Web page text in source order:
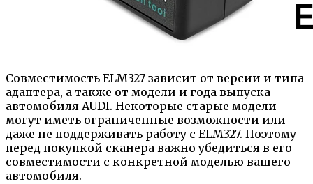
Совместимость ELM327 зависит от версии и типа
адаптера, а также от модели и года выпуска
автомобиля AUDI. Некоторые старые модели
могут иметь ограниченные возможности или
даже не поддерживать работу с ELM327. Поэтому
перед покупкой сканера важно убедиться в его
совместимости с конкретной моделью вашего
автомобиля.